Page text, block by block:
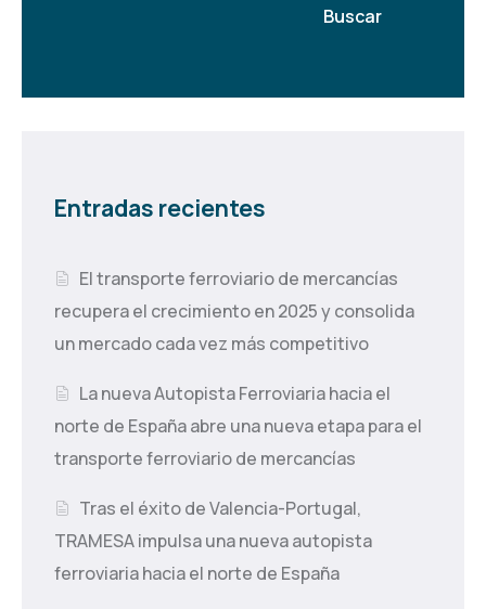
Buscar
Entradas recientes
El transporte ferroviario de mercancías
recupera el crecimiento en 2025 y consolida
un mercado cada vez más competitivo
La nueva Autopista Ferroviaria hacia el
norte de España abre una nueva etapa para el
transporte ferroviario de mercancías
Tras el éxito de Valencia-Portugal,
TRAMESA impulsa una nueva autopista
ferroviaria hacia el norte de España